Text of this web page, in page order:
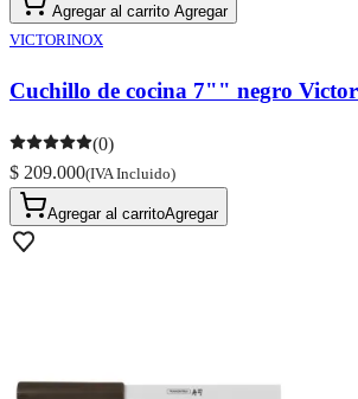
Agregar al carrito Agregar
VICTORINOX
Cuchillo de cocina 7"" negro
(0)
$ 209.000(IVA Incluido)
Agregar al carritoAgregar